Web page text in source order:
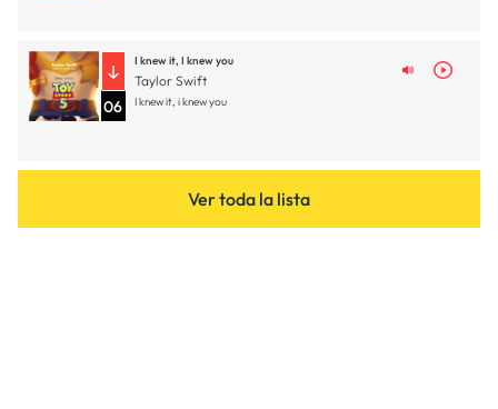
06
I knew it, I knew you
Taylor Swift
I knew it, i knew you
Ver toda la lista